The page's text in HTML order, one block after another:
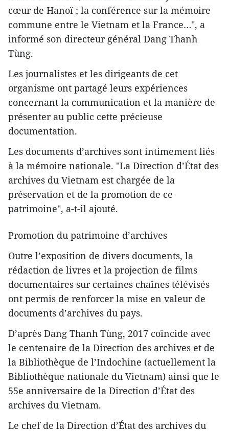
cœur de Hanoï ; la conférence sur la mémoire
commune entre le Vietnam et la France…", a
informé son directeur général Dang Thanh
Tùng.
Les journalistes et les dirigeants de cet
organisme ont partagé leurs expériences
concernant la communication et la manière de
présenter au public cette précieuse
documentation.
Les documents d’archives sont intimement liés
à la mémoire nationale. "La Direction d’État des
archives du Vietnam est chargée de la
préservation et de la promotion de ce
patrimoine", a-t-il ajouté.
Promotion du patrimoine d’archives
Outre l’exposition de divers documents, la
rédaction de livres et la projection de films
documentaires sur certaines chaînes télévisés
ont permis de renforcer la mise en valeur de
documents d’archives du pays.
D’après Dang Thanh Tùng, 2017 coïncide avec
le centenaire de la Direction des archives et de
la Bibliothèque de l’Indochine (actuellement la
Bibliothèque nationale du Vietnam) ainsi que le
55e anniversaire de la Direction d’État des
archives du Vietnam.
Le chef de la Direction d’État des archives du